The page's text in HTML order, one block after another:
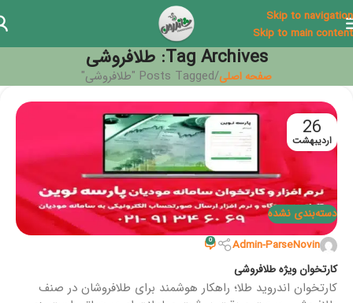
Skip to navigation
Skip to main content
Tag Archives: طلافروشی
صفحه اصلی Posts Tagged "طلافروشی"
26
اردیبهشت
دسته‌بندی نشده
Admin-ParseNovin
0
کارتخوان ویژه طلافروشی
کارتخوان اندروید طلا؛ راهکار هوشمند برای طلافروشان در صنف